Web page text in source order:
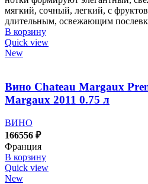
мягкий, сочный, легкий, с
длительным, освежающим
В корзину
Quick view
New
Вино Chateau Margaux
Margaux 2011 0.75 л
ВИНО
166556 ₽
Франция
В корзину
Quick view
New